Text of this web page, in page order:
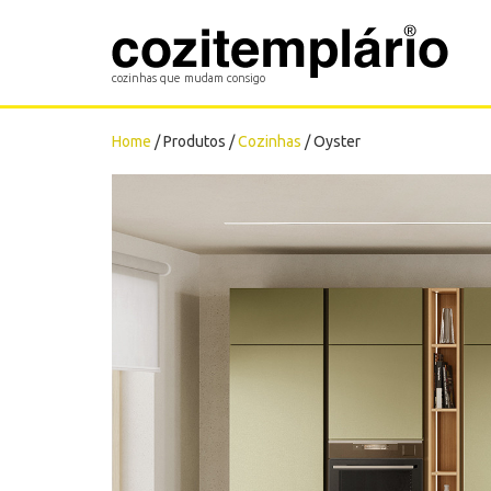
Cozitemplário
cozinhas que mudam consigo
Home / Produtos /Cozinhas / Oyster